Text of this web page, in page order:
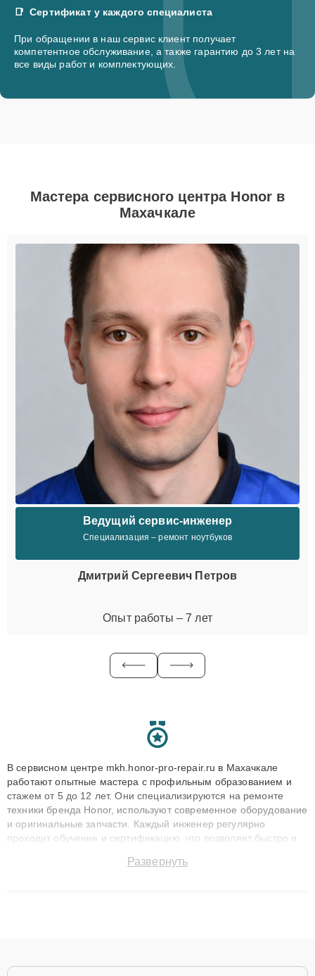
Сертификат у каждого специалиста
При обращении в наш сервис клиент получает
компетентное обслуживание, а также гарантию до 3 лет на
все виды работ и комплектующих.
Мастера сервисного центра Honor в
Махачкале
Ведущий сервис-инженер
Специализация – ремонт ноутбуков
Дмитрий Сергеевич Петров
Опыт работы – 7 лет
В сервисном центре mkh.honor-pro-repair.ru в Махачкале
работают опытные мастера с профильным образованием и
стажем от 5 до 12 лет. Они специализируются на ремонте
техники бренда Honor, используют современное оборудование
и оригинальные запчасти. Каждый инженер регулярно
проходит обучение и сертификацию, что позволяет быстро и
сохранением гарантии до 3 лет. Наши мастера решают
Развернуть